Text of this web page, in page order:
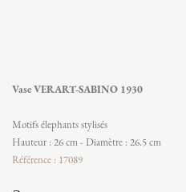
Vase VERART-SABINO 1930
Motifs élephants stylisés
Hauteur : 26 cm - Diamètre : 26.5 cm
Référence : 17089